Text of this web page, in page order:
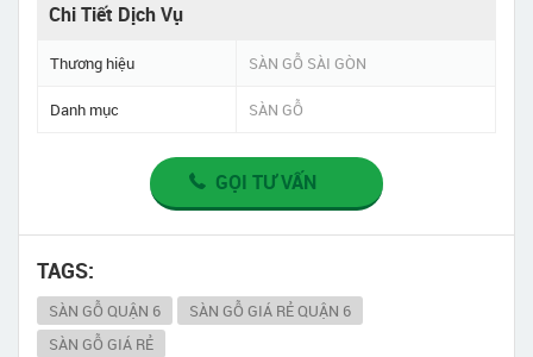
Chi Tiết Dịch Vụ
Thương hiệu SÀN GỖ SÀI GÒN
Danh mục SÀN GỖ
GỌI TƯ VẤN
TAGS:
SÀN GỖ QUẬN 6
SÀN GỖ GIÁ RẺ QUẬN 6
SÀN GỖ GIÁ RẺ